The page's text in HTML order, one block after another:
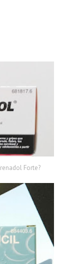
Forte?